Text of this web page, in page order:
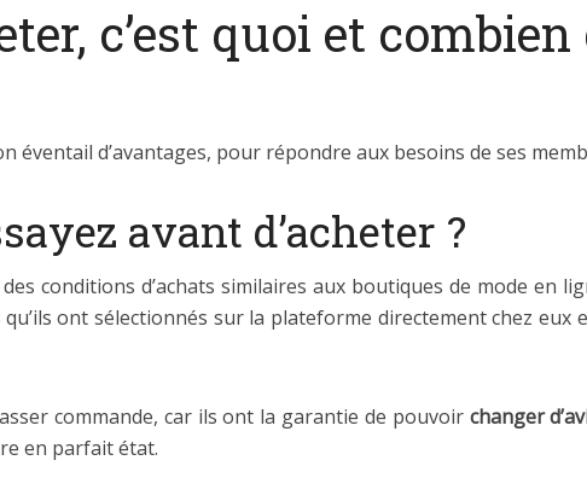
c’est quoi et combien
d’avantages, pour répondre aux besoins de ses
avant d’acheter ?
conditions d’achats similaires aux boutiques de mode en
qu’ils ont sélectionnés sur la plateforme directement chez eux
commande, car ils ont la garantie de pouvoir changer
en parfait état.